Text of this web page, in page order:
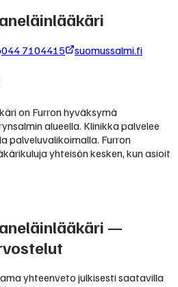
044 7104415 suomussalmi.fi
on Furron hyväksymä
alueella. Klinikka palvelee
palveluvalikoimalla. Furron
yhteisön kesken, kun asioit
—
yhteenveto julkisesti saatavilla